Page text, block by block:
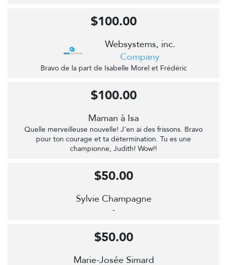
Websystems, inc.
Company
Bravo de la part de Isabelle Morel et Frédéric
$100.00
Maman à Isa
Quelle merveilleuse nouvelle! J'en ai des frissons. Bravo
pour ton courage et ta détermination. Tu es une
championne, Judith! Wow!!
$100.00
Sylvie Champagne
-
$50.00
Marie-Josée Simard
$50.00